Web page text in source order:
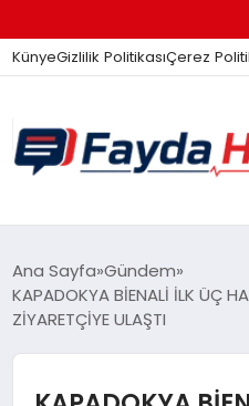
KünyeGizlilik PolitikasıÇerez
GÜNDEM
Ana Sayfa Gündem
KAPADOKYA BİENALİ İLK ÜÇ
ZİYARETÇİYE ULAŞTI